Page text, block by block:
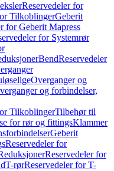
Reservedeler for
TilkoblingerGeberit
for Geberit Mapress
for Systemrør
BendReservedeler
Overganger og
og forbindelser,
TilkoblingerTilbehør til
for rør og fittingsKlammer
Geberit
Reservedeler for
Reservedeler for
T-rørReservedeler for T-